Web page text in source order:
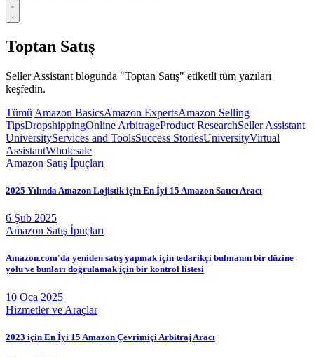
Toptan Satış
Seller Assistant blogunda "Toptan Satış" etiketli tüm yazıları
keşfedin.
Tümü Amazon BasicsAmazon ExpertsAmazon Selling
TipsDropshippingOnline ArbitrageProduct ResearchSeller Assistant
UniversityServices and ToolsSuccess StoriesUniversityVirtual
AssistantWholesale
Amazon Satış İpuçları
2025 Yılında Amazon Lojistik için En İyi 15 Amazon Satıcı Aracı
6 Şub 2025
Amazon Satış İpuçları
Amazon.com'da yeniden satış yapmak için tedarikçi bulmanın bir düzine
yolu ve bunları doğrulamak için bir kontrol listesi
10 Oca 2025
Hizmetler ve Araçlar
2023 için En İyi 15 Amazon Çevrimiçi Arbitraj Aracı